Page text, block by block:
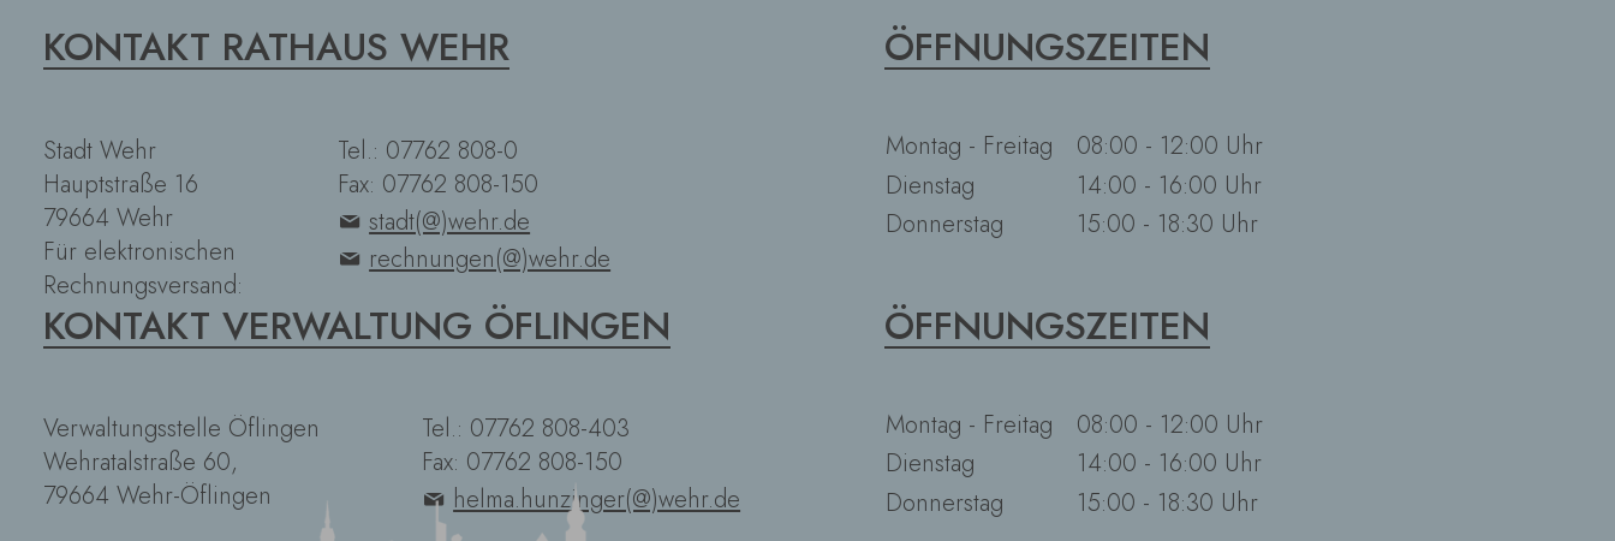
KONTAKT RATHAUS WEHR
Stadt Wehr
Hauptstraße 16
79664 Wehr
Für elektronischen
Rechnungsversand:
Tel.: 07762 808-0
Fax: 07762 808-150
stadt(@)wehr.de
rechnungen(@)wehr.de
ÖFFNUNGSZEITEN
Montag - Freitag
Dienstag
Donnerstag
08:00 - 12:00 Uhr
14:00 - 16:00 Uhr
15:00 - 18:30 Uhr
KONTAKT VERWALTUNG ÖFLINGEN
Verwaltungsstelle Öflingen
Wehratalstraße 60,
79664 Wehr-Öflingen
Tel.: 07762 808-403
Fax: 07762 808-150
helma.hunzinger(@)wehr.de
ÖFFNUNGSZEITEN
Montag - Freitag
Dienstag
Donnerstag
08:00 - 12:00 Uhr
14:00 - 16:00 Uhr
15:00 - 18:30 Uhr